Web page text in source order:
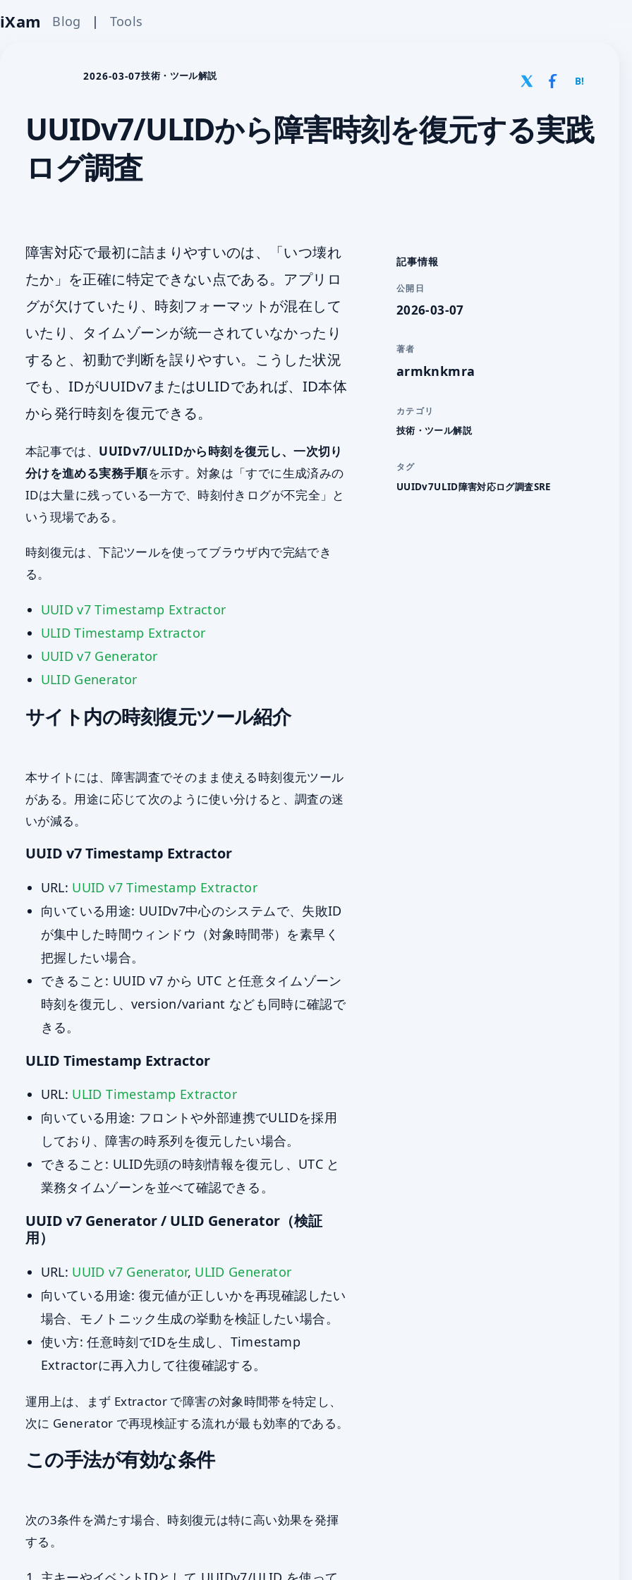
iXam Blog | Tools
UUIDv7/ULIDから障害時刻を復元する実践
ログ調査
2026-03-07技術・ツール解説 B!
障害対応で最初に詰まりやすいのは、「いつ壊れ
たか」を正確に特定できない点である。アプリロ
グが欠けていたり、時刻フォーマットが混在して
いたり、タイムゾーンが統一されていなかったり
すると、初動で判断を誤りやすい。こうした状況
でも、IDがUUIDv7またはULIDであれば、ID本体
から発行時刻を復元できる。
本記事では、 UUIDv7/ULIDから時刻を復元し、一次切り
分けを進める実務手順を示す。対象は「すでに生成済みの
IDは大量に残っている一方で、時刻付きログが不完全」と
いう現場である。
時刻復元は、下記ツールを使ってブラウザ内で完結でき
る。
UUID v7 Timestamp Extractor
ULID Timestamp Extractor
UUID v7 Generator
ULID Generator
サイト内の時刻復元ツール紹介
本サイトには、障害調査でそのまま使える時刻復元ツール
がある。用途に応じて次のように使い分けると、調査の迷
いが減る。
UUID v7 Timestamp Extractor
URL: UUID v7 Timestamp Extractor
向いている用途: UUIDv7中心のシステムで、失敗ID
が集中した時間ウィンドウ（対象時間帯）を素早く
把握したい場合。
できること: UUID v7 から UTC と任意タイムゾーン
時刻を復元し、version/variant なども同時に確認で
きる。
ULID Timestamp Extractor
URL: ULID Timestamp Extractor
向いている用途: フロントや外部連携でULIDを採用
しており、障害の時系列を復元したい場合。
できること: ULID先頭の時刻情報を復元し、UTC と
業務タイムゾーンを並べて確認できる。
UUID v7 Generator / ULID Generator（検証
用）
URL: UUID v7 Generator, ULID Generator
向いている用途: 復元値が正しいかを再現確認したい
場合、モノトニック生成の挙動を検証したい場合。
使い方: 任意時刻でIDを生成し、Timestamp
Extractorに再入力して往復確認する。
運用上は、まず Extractor で障害の対象時間帯を特定し、
次に Generator で再現検証する流れが最も効率的である。
この手法が有効な条件
次の3条件を満たす場合、時刻復元は特に高い効果を発揮
する。
記事情報
公開日
2026-03-07
著者
armknkmra
カテゴリ
技術・ツール解説
タグ
UUIDv7ULID障害対応ログ調査SRE